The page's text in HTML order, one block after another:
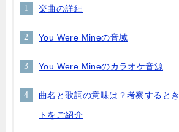
楽曲の詳細
You Were Mineの音域
You Were Mineのカラオケ音源
曲名と歌詞の意味は？考察すると
トをご紹介